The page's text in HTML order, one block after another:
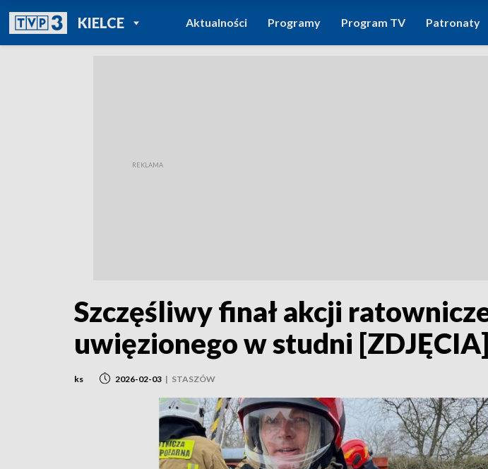
KIELCEPOWRÓT DO
TVP REGIONY
Aktualności Programy Program TV Patronaty
Szczęśliwy finał akcji
uwięzionego w studni [ZDJĘCIA]
ks 2026-02-03 | STASZÓW